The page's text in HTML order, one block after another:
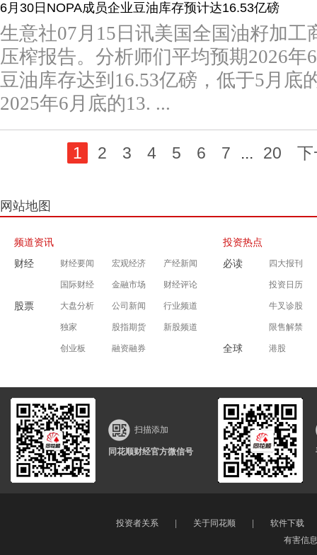
6月30日NOPA成员企业豆油库存预计达16.53亿磅
生意社07月15日讯美国全国油籽加工
压榨报告。分析师们平均预期2026年
豆油库存达到16.53亿磅，低于5月底
2025年6月底的13. ...
1 2 3 4 5 6 7 ... 20 下
网站地图
频道资讯
财经
财经要闻 宏观经济 产经新闻
国际财经 金融市场 财经评论
股票 大盘分析 公司新闻 行业频道
独家 股指期货 新股频道
创业板 融资融券
投资热点
必读
四大报刊
投资日历
牛叉诊股
限售解禁
全球 港股
扫描添加
同花顺财经官方微信号
投资者关系 关于同花顺
软件下载
有害信